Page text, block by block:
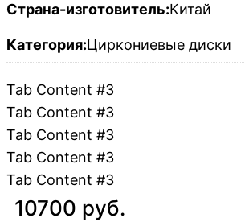
Страна-изготовитель:Китай
Категория:Циркониевые диски
Tab Content #3
Tab Content #3
Tab Content #3
Tab Content #3
Tab Content #3
10700 руб.